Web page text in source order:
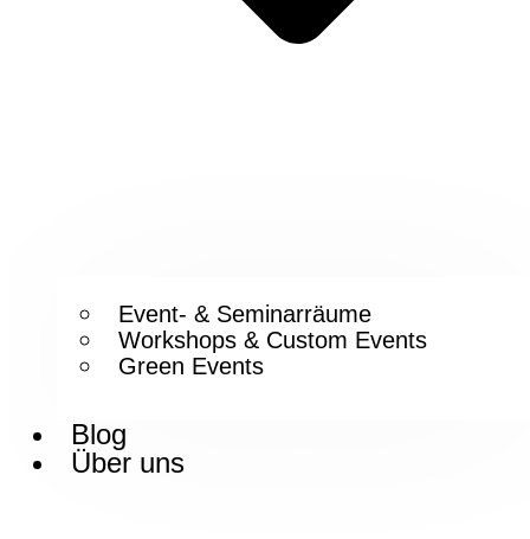
Event- & Seminarräume
Workshops & Custom Events
Green Events
Blog
Über uns